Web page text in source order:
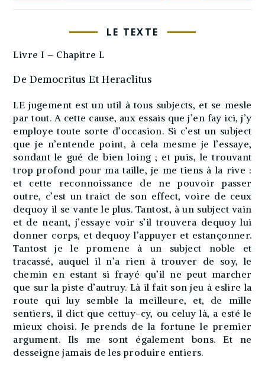
LE TEXTE
Livre I – Chapitre L
De Democritus Et Heraclitus
LE jugement est un util à tous subjects, et se mesle
par tout. A cette cause, aux essais que j’en fay ici, j’y
employe toute sorte d’occasion. Si c’est un subject
que je n’entende point, à cela mesme je l’essaye,
sondant le gué de bien loing ; et puis, le trouvant
trop profond pour ma taille, je me tiens à la rive :
et cette reconnoissance de ne pouvoir passer
outre, c’est un traict de son effect, voire de ceux
dequoy il se vante le plus. Tantost, à un subject vain
et de neant, j’essaye voir s’il trouvera dequoy lui
donner corps, et dequoy l’appuyer et estançonner.
Tantost je le promene à un subject noble et
tracassé, auquel il n’a rien à trouver de soy, le
chemin en estant si frayé qu’il ne peut marcher
que sur la piste d’autruy. Là il fait son jeu à eslire la
route qui luy semble la meilleure, et, de mille
sentiers, il dict que cettuy-cy, ou celuy là, a esté le
mieux choisi. Je prends de la fortune le premier
argument. Ils me sont également bons. Et ne
desseigne jamais de les produire entiers.